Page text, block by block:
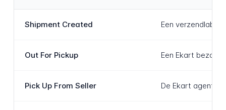
Shipment Created Een verzendlabel
Out For Pickup Een Ekart
Pick Up From Seller De Ekart agent